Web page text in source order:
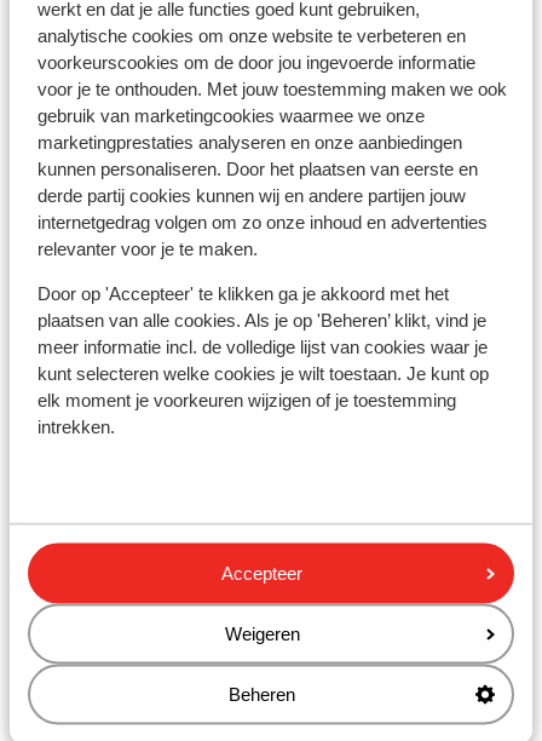
werkt en dat je alle functies goed kunt gebruiken,
analytische cookies om onze website te verbeteren en
voorkeurscookies om de door jou ingevoerde informatie
voor je te onthouden. Met jouw toestemming maken we ook
gebruik van marketingcookies waarmee we onze
marketingprestaties analyseren en onze aanbiedingen
kunnen personaliseren. Door het plaatsen van eerste en
derde partij cookies kunnen wij en andere partijen jouw
internetgedrag volgen om zo onze inhoud en advertenties
relevanter voor je te maken.
Door op 'Accepteer' te klikken ga je akkoord met het
plaatsen van alle cookies. Als je op 'Beheren’ klikt, vind je
meer informatie incl. de volledige lijst van cookies waar je
kunt selecteren welke cookies je wilt toestaan. Je kunt op
elk moment je voorkeuren wijzigen of je toestemming
intrekken.
Accepteer
Weigeren
Beheren
Blegier or indeed returning.
Dans le centre
Distance jusqu'aux pistes de ski environ 400
mètres
Distance jusqu'a l'arrêt du bus de ski environ 100
mètres
Distance jusqu'aux remontées mécaniques
environ 400 mètres
Endroit calme
Forfait, cours et matériel de ski
Forfait
Cours
Autres hébergements - Via Lattea
Hôtel Banchetta